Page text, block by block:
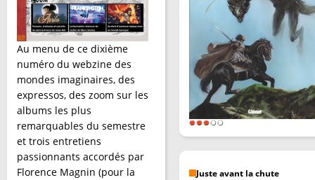
Au menu de ce dixième
numéro du webzine des
mondes imaginaires, des
expressos, des zoom sur les
albums les plus
remarquables du semestre
et trois entretiens
passionnants accordés par
Florence Magnin (pour la
Juste avant la chute